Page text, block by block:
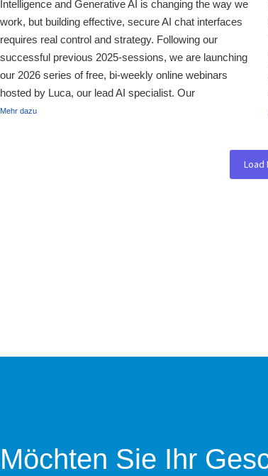
Intelligence and Generative AI is changing the way we
work, but building effective, secure AI chat interfaces
requires real control and strategy. Following our
successful previous 2025-sessions, we are launching
our 2026 series of free, bi-weekly online webinars
hosted by Luca, our lead AI specialist. Our
Mehr dazu
Load
Möchten Sie Ihr